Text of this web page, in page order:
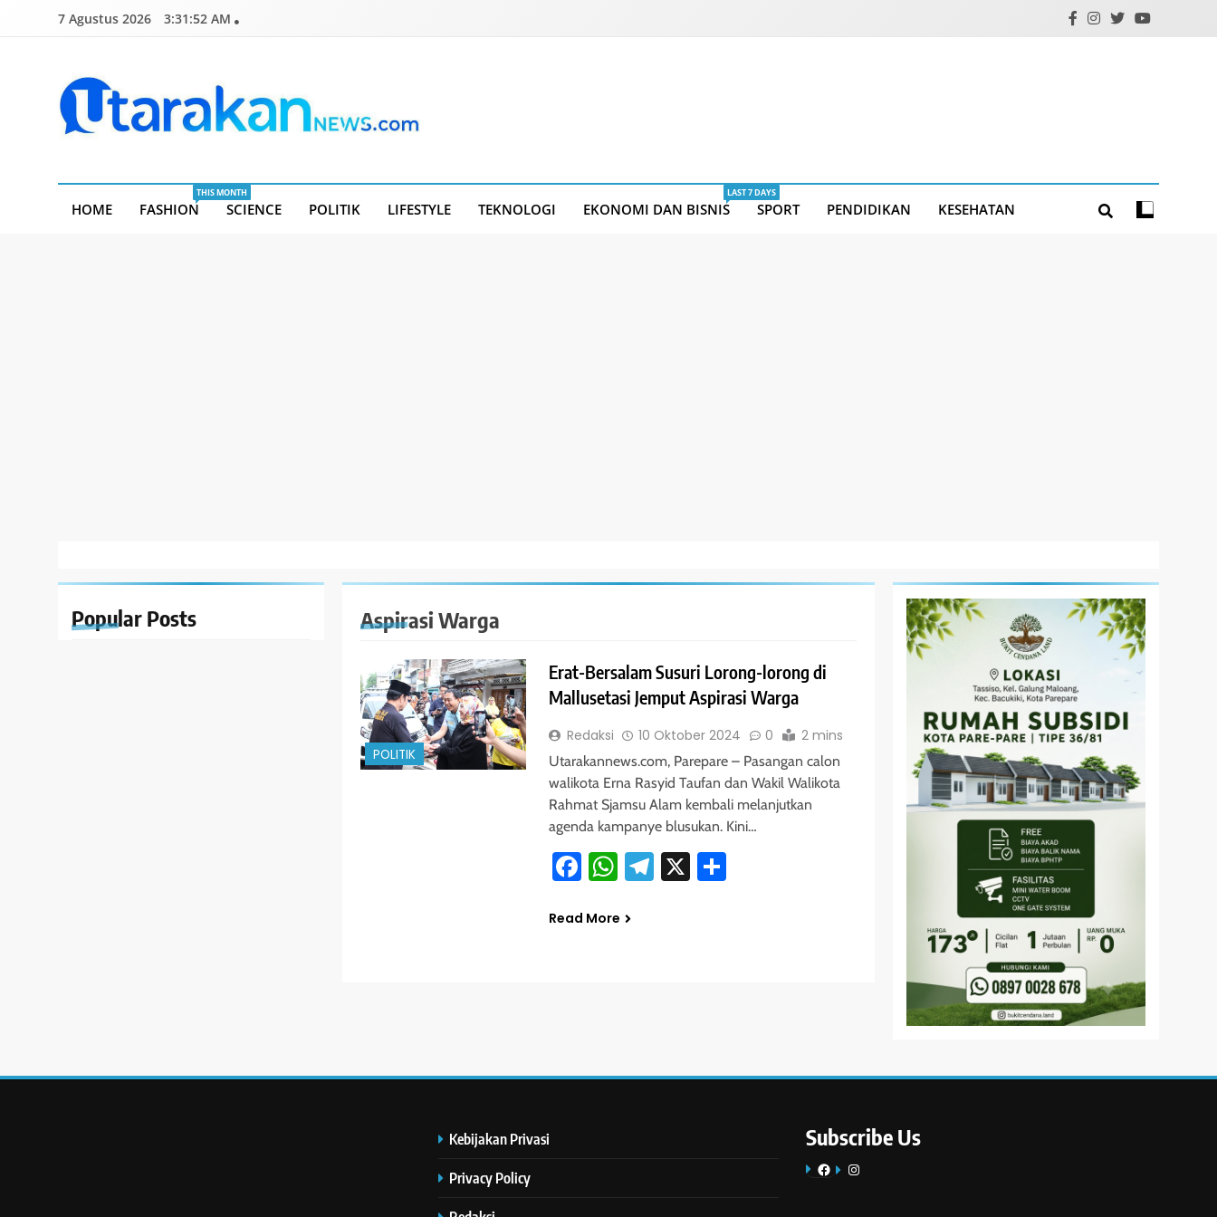
7 Agustus 2026 3:31:52 AM
HOME FASHION
THIS MONTH
SCIENCE POLITIK LIFESTYLE TEKNOLOGI EKONOMI DAN BISNIS
LAST 7 DAYS
SPORT PENDIDIKAN KESEHATAN
Popular Posts Aspirasi Warga
POLITIK
Erat-Bersalam Susuri Lorong-lorong di
Mallusetasi Jemput Aspirasi Warga
Redaksi 10 Oktober 2024 0 2 mins
Utarakannews.com, Parepare – Pasangan calon
walikota Erna Rasyid Taufan dan Wakil Walikota
Rahmat Sjamsu Alam kembali melanjutkan
agenda kampanye blusukan. Kini…
Facebook
WhatsApp
Telegram
X Share
Read More
Kebijakan Privasi
Privacy Policy
Subscribe Us
FacebookInstagram